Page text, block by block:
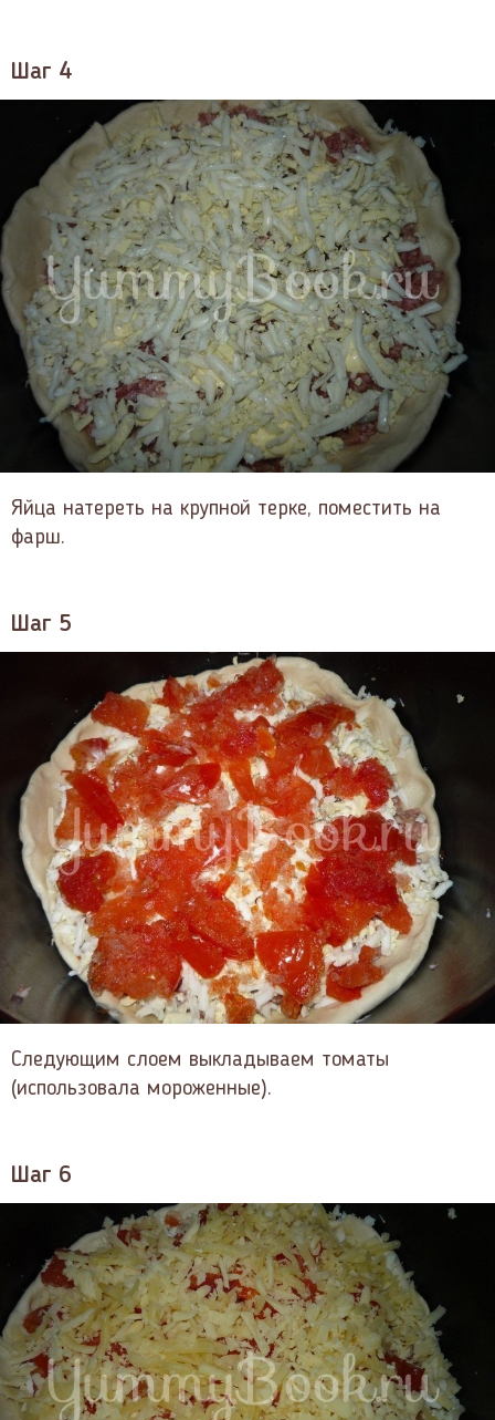
Шаг 4
Яйца натереть на крупной терке, поместить на
фарш.
Шаг 5
Следующим слоем выкладываем томаты
(использовала мороженные).
Шаг 6